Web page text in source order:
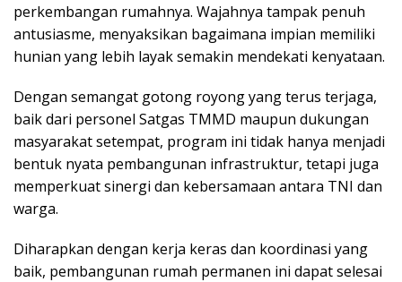
perkembangan rumahnya. Wajahnya tampak penuh
antusiasme, menyaksikan bagaimana impian memiliki
hunian yang lebih layak semakin mendekati kenyataan.
Dengan semangat gotong royong yang terus terjaga,
baik dari personel Satgas TMMD maupun dukungan
masyarakat setempat, program ini tidak hanya menjadi
bentuk nyata pembangunan infrastruktur, tetapi juga
memperkuat sinergi dan kebersamaan antara TNI dan
warga.
Diharapkan dengan kerja keras dan koordinasi yang
baik, pembangunan rumah permanen ini dapat selesai